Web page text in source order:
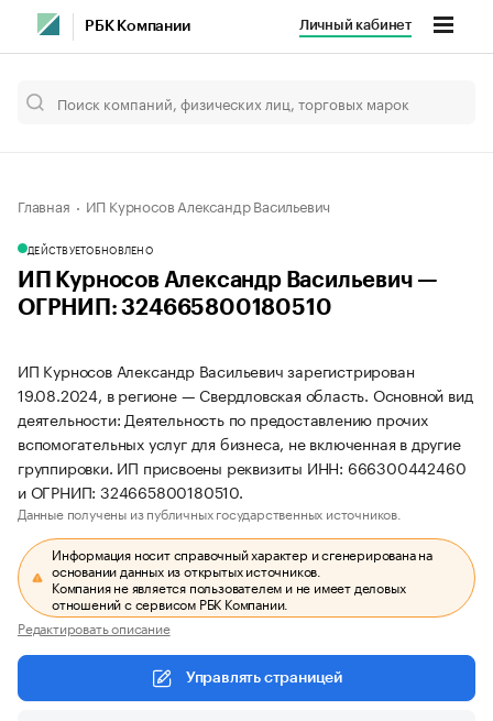
РБК Компании Личный кабинет
Главная ИП Курносов Александр Васильевич
ДЕЙСТВУЕТОБНОВЛЕНО
ИП Курносов Александр Васильевич —
ОГРНИП: 324665800180510
ИП Курносов Александр Васильевич зарегистрирован
19.08.2024, в регионе — Свердловская область. Основной вид
деятельности: Деятельность по предоставлению прочих
вспомогательных услуг для бизнеса, не включенная в другие
группировки. ИП присвоены реквизиты ИНН: 666300442460
и ОГРНИП: 324665800180510.
Данные получены из публичных государственных источников.
Информация носит справочный характер и сгенерирована на
основании данных из открытых источников.
Компания не является пользователем и не имеет деловых
отношений с сервисом РБК Компании.
Редактировать описание
Управлять страницей